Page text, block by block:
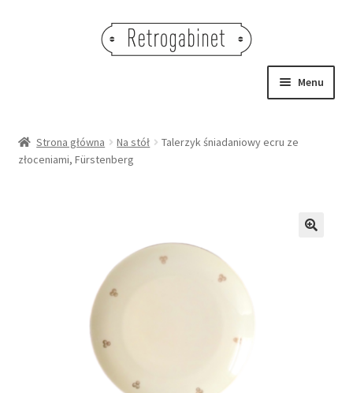
Menu
OBRAZY
Strona główna Na stół
Talerzyk śniadaniowy ecru ze
złoceniami, Fürstenberg